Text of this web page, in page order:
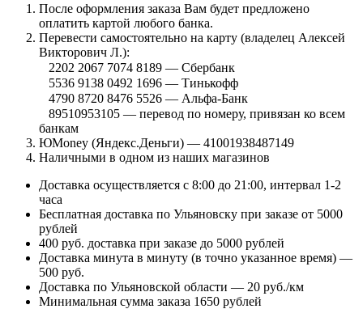
После оформления заказа Вам будет предложено
оплатить картой любого банка.
Перевести самостоятельно на карту (владелец Алексей
Викторович Л.):
⠀2202 2067 7074 8189 — Сбербанк
⠀5536 9138 0492 1696 — Тинькофф
⠀4790 8720 8476 5526 — Альфа-Банк
⠀89510953105 — перевод по номеру, привязан ко всем
банкам
ЮMoney (Яндекс.Деньги) — 41001938487149
Наличными в одном из наших магазинов
Доставка осуществляется с 8:00 до 21:00, интервал 1-2
часа
Бесплатная доставка по Ульяновску при заказе от 5000
рублей
400 руб. доставка при заказе до 5000 рублей
Доставка минута в минуту (в точно указанное время) —
500 руб.
Доставка по Ульяновской области — 20 руб./км
Минимальная сумма заказа 1650 рублей